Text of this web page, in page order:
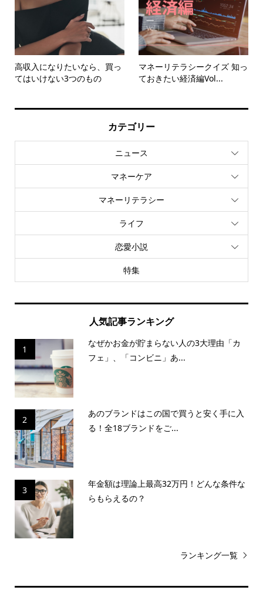
高収入になりたいなら、買っ
てはいけない3つのもの
マネーリテラシークイズ 知っ
ておきたい経済編Vol...
カテゴリー
ニュース
マネーケア
マネーリテラシー
ライフ
恋愛小説
特集
人気記事ランキング
1
なぜかお金が貯まらない人の3大理由「カ
フェ」、「コンビニ」あ...
2
あのブランドはこの国で買うと安く手に入
る！全18ブランドをご...
3
年金額は理論上最高32万円！どんな条件な
らもらえるの？
ランキング一覧